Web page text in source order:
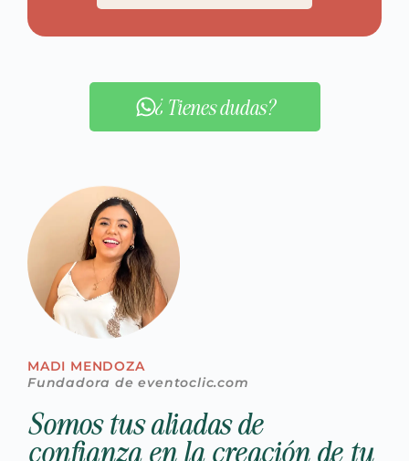
¿Tienes dudas?
MADI MENDOZA
Fundadora de eventoclic.com
Somos tus aliadas de
confianza en la creación de tu